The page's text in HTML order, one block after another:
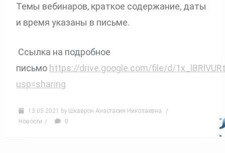
Темы вебинаров, краткое содержание, даты
и время указаны в письме.
Ссылка на подробное
письмо https://drive.google.com/file/d/
usp=sharing
13.05.2021 by Шкаврон Анастасия Николаевна
/
Новости / 0